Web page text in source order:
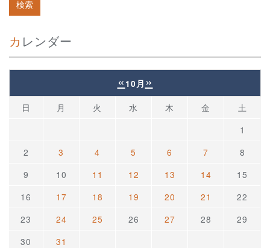
カレンダー
« 10月 »
日 月 火 水 木 金
土
1
2
3 4 5 6 7
8
9
10 11 12 13 14
15
16
17 18 19 20 21
22
23
24 25 26 27 28
29
30
31